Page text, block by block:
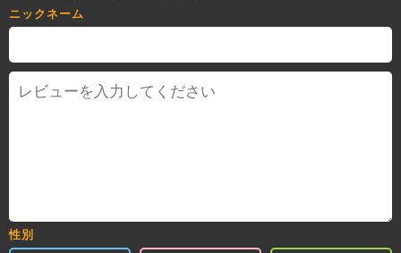
ニックネーム
性別